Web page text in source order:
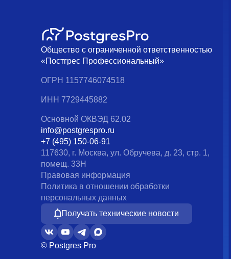
Общество с ограниченной ответственностью
«Постгрес Профессиональный»
ОГРН 1157746074518
ИНН 7729445882
Основной ОКВЭД 62.02
info@postgrespro.ru
+7 (495) 150-06-91
117630, г. Москва, ул. Обручева, д. 23, стр. 1,
помещ. 33Н
Правовая информация
Политика в отношении обработки
персональных данных
Получать технические новости
© Postgres Pro